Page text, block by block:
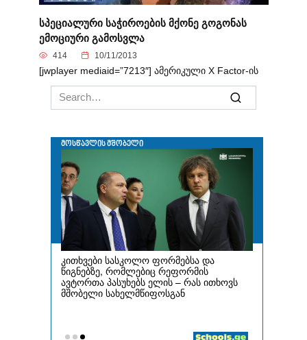
სპეციალური საჭიროების მქონე გოგონას
ემოციური გამოსვლა
414 10/11/2013
[jwplayer mediaid=”7213″] ამერიკული X Factor-ის
Search
for: